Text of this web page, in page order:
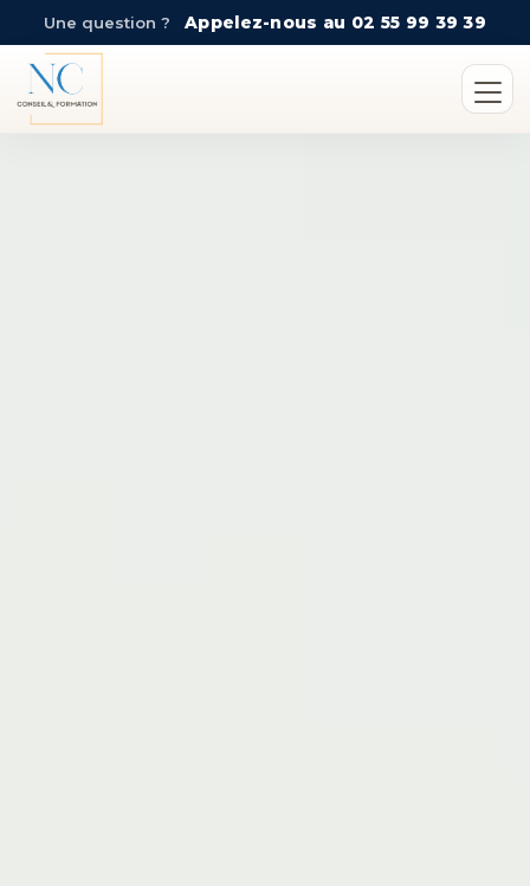
Une question ? Appelez-nous au 02 55 99 39 39